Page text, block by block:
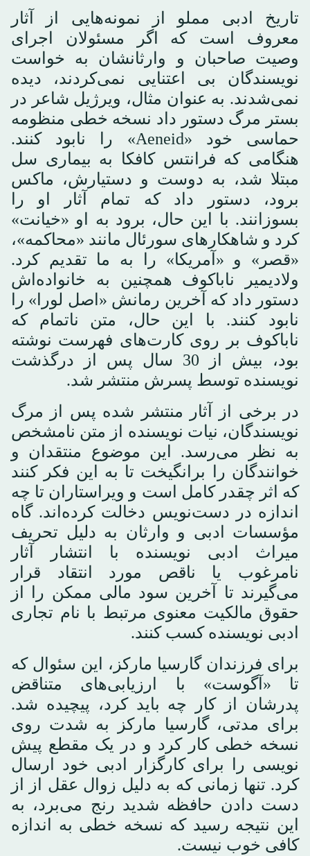
تاریخ ادبی مملو از نمونه‌هایی از آثار
معروف است که اگر مسئولان اجرای
وصیت صاحبان و وارثانشان به خواست
نویسندگان بی اعتنایی نمی‌کردند، دیده
نمی‌شدند. به عنوان مثال، ویرژیل شاعر در
بستر مرگ دستور داد نسخه خطی منظومه
حماسی خود «Aeneid» را نابود کنند.
هنگامی که فرانتس کافکا به بیماری سل
مبتلا شد، به دوست و دستیارش، ماکس
برود، دستور داد که تمام آثار او را
بسوزانند. با این حال، برود به او «خیانت»
کرد و شاهکارهای سورئال مانند «محاکمه»،
«قصر» و «آمریکا» را به ما تقدیم کرد.
ولادیمیر ناباکوف همچنین به خانواده‌اش
دستور داد که آخرین رمانش «اصل لورا» را
نابود کنند. با این حال، متن ناتمام که
ناباکوف بر روی کارت‌های فهرست نوشته
بود، بیش از 30 سال پس از درگذشت
نویسنده توسط پسرش منتشر شد.
در برخی از آثار منتشر شده پس از مرگ
نویسندگان، نیات نویسنده از متن نامشخص
به نظر می‌رسد. این موضوع منتقدان و
خوانندگان را برانگیخت تا به این فکر کنند
که اثر چقدر کامل است و ویراستاران تا چه
اندازه در دست‌نویس دخالت کرده‌اند. گاه
مؤسسات ادبی و وارثان به دلیل تحریف
میراث ادبی نویسنده با انتشار آثار
نامرغوب یا ناقص مورد انتقاد قرار
می‌گیرند تا آخرین سود مالی ممکن را از
حقوق مالکیت معنوی مرتبط با نام تجاری
ادبی نویسنده کسب کنند.
برای فرزندان گارسیا مارکز، این سئوال که
تا «آگوست» با ارزیابی‌های متناقض
پدرشان از کار چه باید کرد، پیچیده شد.
برای مدتی، گارسیا مارکز به شدت روی
نسخه خطی کار کرد و در یک مقطع پیش
نویسی را برای کارگزار ادبی خود ارسال
کرد. تنها زمانی که به دلیل زوال عقل از از
دست دادن حافظه شدید رنج می‌برد، به
این نتیجه رسید که نسخه خطی به اندازه
کافی خوب نیست.